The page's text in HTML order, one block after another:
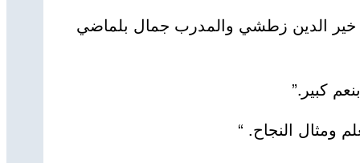
الاتحادية خير الدين زطشي والمدرب جمال بلماضي
كبير.”
ومثال النجاح. “